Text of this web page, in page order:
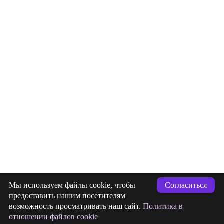
+7 (993) 477-18-57
заявкаОтправлена
Согласиться
Мы используем файлы cookie, чтобы
предоставить нашим посетителям
возможность просматривать наш сайт. Политика в
отношении файлов cookie